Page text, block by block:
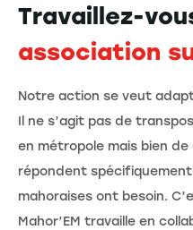
Travaillez-
association
Notre action se veut
Il ne s’agit pas de
en métropole mais bien
répondent
mahoraises ont besoin.
Mahor’EM travaille en